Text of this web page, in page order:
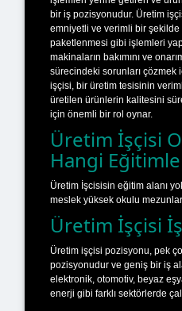
bir iş pozisyonudur. Üretim
emniyetli ve verimli bir şekilde
paketlenmesi gibi işlemleri
makinaların bakımını ve
sürecindeki sorunları
işçisi, bir üretim tesisinin
üretilen ürünlerin kalitesini
için önemli bir rol oynar.
Üretim İşçisi
Hangi
Üretim İşcisisin eğitim alanı
meslek yüksek okulu
Üretim İşçisi
Üretim işçisi pozisyonu, pek
pozisyonudur ve geniş bir iş
elektronik, otomotiv, beyaz
enerji gibi farklı sektörlerde